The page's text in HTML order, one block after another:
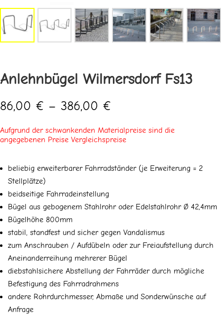
Anlehnbügel Wilmersdorf Fs13
86,00 € – 386,00 €
bis
386,00 €
Aufgrund der schwankenden Materialpreise sind die
angegebenen Preise Vergleichspreise
beliebig erweiterbarer Fahrradständer (je Erweiterung = 2
Stellplätze)
beidseitige Fahrradeinstellung
Bügel aus gebogenem Stahlrohr oder Edelstahlrohr Ø 42,4mm
Bügelhöhe 800mm
stabil, standfest und sicher gegen Vandalismus
zum Anschrauben / Aufdübeln oder zur Freiaufstellung durch
Aneinanderreihung mehrerer Bügel
diebstahlsichere Abstellung der Fahrräder durch mögliche
Befestigung des Fahrradrahmens
andere Rohrdurchmesser, Abmaße und Sonderwünsche auf
Anfrage